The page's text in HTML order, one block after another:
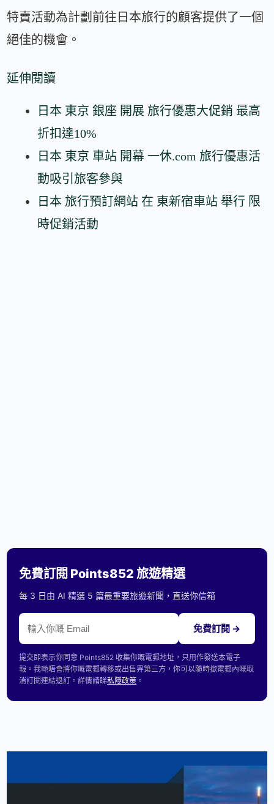
特賣活動為計劃前往日本旅行的顧客提供了一個
絕佳的機會。
延伸閱讀
日本 東京 銀座 開展 旅行優惠大促銷 最高
折扣達10%
日本 東京 車站 開幕 一休.com 旅行優惠活
動吸引旅客參與
日本 旅行預訂網站 在 東新宿車站 舉行 限
時促銷活動
免費訂閱 Points852 旅遊精選
每 3 日由 AI 精選 5 篇最重要旅遊新聞，直送你信箱
免費訂閱 →
提交即表示你同意 Points852 收集你嘅電郵地址，只用作發送本電子
報。我哋唔會將你嘅電郵轉移或出售畀第三方，你可以隨時撳電郵內嘅取
消訂閱連結退訂。詳情請睇私隱政策 。